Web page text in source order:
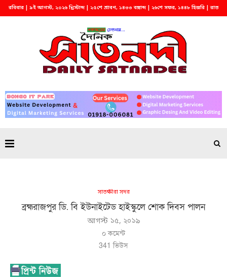
রবিবার | ৯ই আগস্ট, ২০২৬ খ্রিস্টাব্দ | ২৫শে শ্রাবণ, ১৪৩৩ বঙ্গাব্দ | ২৬শে সফর, ১৪৪৮ হিজরি | রাত
সাতক্ষীরা সদর
ব্রহ্মরাজপুর ডি. বি ইউনাইটেড হাইস্কুলে শোক দিবস পালন
আগস্ট ১৫, ২০১৯
০ কমেন্ট
341 ভিউস